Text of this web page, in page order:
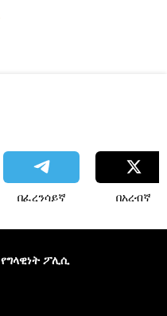
በፈረንሳይኛ በአረብኛ
የግላዊነት ፖሊሲ